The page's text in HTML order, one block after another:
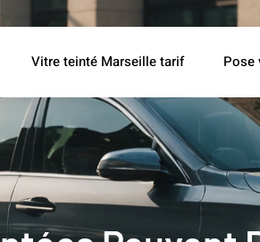
Vitre teinté Marseille tarif Pose